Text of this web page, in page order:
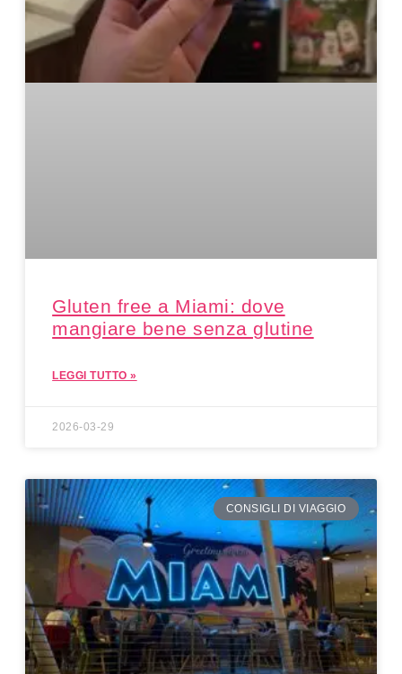
Gluten free a Miami: dove
mangiare bene senza glutine
LEGGI TUTTO »
2026-03-29
CONSIGLI DI VIAGGIO